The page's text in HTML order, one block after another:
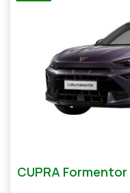
CUPRA